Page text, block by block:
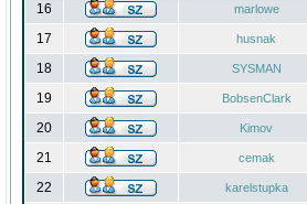
16 marlowe
17 husnak
18 SYSMAN
19 BobsenClark
20 Kimov
21 cemak
22 karelstupka